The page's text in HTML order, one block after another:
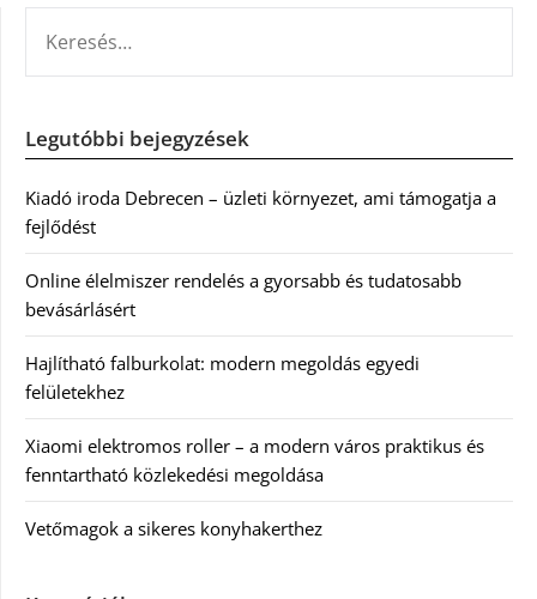
Legutóbbi bejegyzések
Kiadó iroda Debrecen – üzleti környezet, ami támogatja a
fejlődést
Online élelmiszer rendelés a gyorsabb és tudatosabb
bevásárlásért
Hajlítható falburkolat: modern megoldás egyedi
felületekhez
Xiaomi elektromos roller – a modern város praktikus és
fenntartható közlekedési megoldása
Vetőmagok a sikeres konyhakerthez